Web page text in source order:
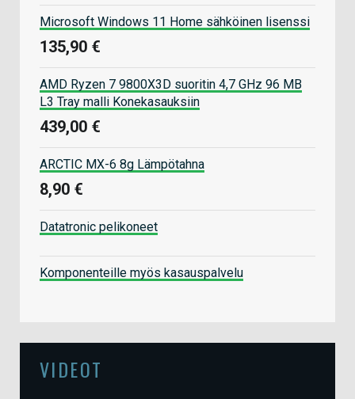
Microsoft Windows 11 Home sähköinen lisenssi
135,90 €
AMD Ryzen 7 9800X3D suoritin 4,7 GHz 96 MB
L3 Tray malli Konekasauksiin
439,00 €
ARCTIC MX-6 8g Lämpötahna
8,90 €
Datatronic pelikoneet
Komponenteille myös kasauspalvelu
VIDEOT